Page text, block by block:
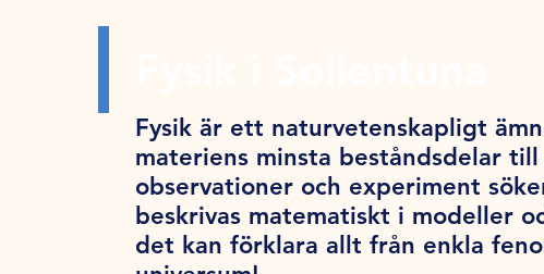
Fysik är ett naturvetenskapligt
materiens minsta beståndsdelar
observationer och experiment
beskrivas matematiskt i modeller
det kan förklara allt från enkla